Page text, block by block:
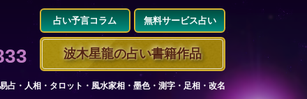
占い予言コラム 無料サービス占い
波木星龍の占い書籍作品
占・人相・タロット・風水家相・墨色・測字・足相・改名